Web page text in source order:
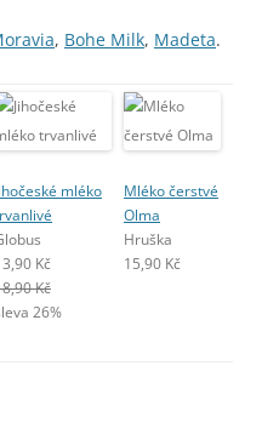
, Bohe Milk, Madeta.
mléko
Kč
Kč
26%
Mléko čerstvé
Olma
Hruška
15,90 Kč